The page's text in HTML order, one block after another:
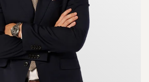
skick och erbjuder goda
gör matlagningen både enkel och
har även två rymliga
gott om plats för säng,